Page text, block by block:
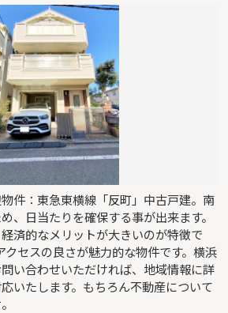
件：東急東横線「反町」中古戸建。南
、日当たりを確保する事が出来ます。
済的なメリットが大きいのが特徴で
クセスの良さが魅力的な物件です。横浜
い合わせいただければ、地域情報に詳
いたします。もちろん不動産について